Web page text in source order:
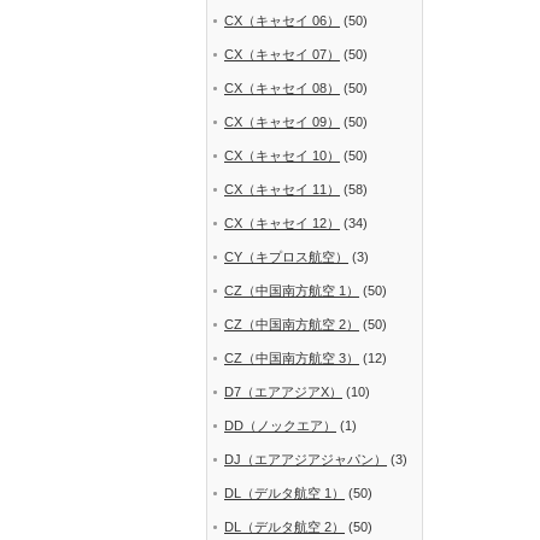
CX（キャセイ 06） (50)
CX（キャセイ 07） (50)
CX（キャセイ 08） (50)
CX（キャセイ 09） (50)
CX（キャセイ 10） (50)
CX（キャセイ 11） (58)
CX（キャセイ 12） (34)
CY（キプロス航空） (3)
CZ（中国南方航空 1） (50)
CZ（中国南方航空 2） (50)
CZ（中国南方航空 3） (12)
D7（エアアジアX） (10)
DD（ノックエア） (1)
DJ（エアアジアジャパン） (3)
DL（デルタ航空 1） (50)
DL（デルタ航空 2） (50)